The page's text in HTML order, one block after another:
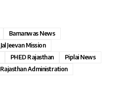
Bamanwas News
Jal Jeevan Mission
PHED Rajasthan
Piplai News
Rajasthan Administration